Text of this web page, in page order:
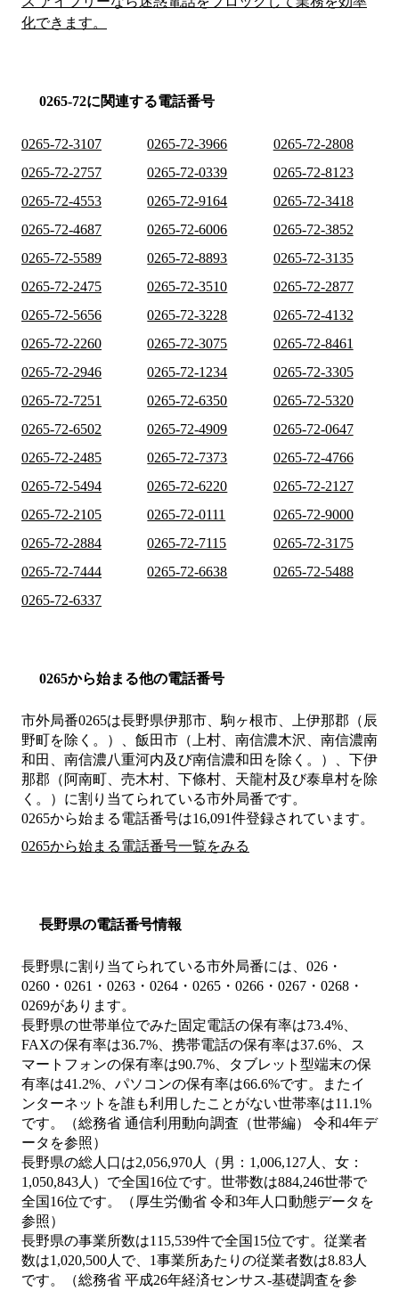
化できます。
0265-72に関連する電話番号
0265-72-3107 0265-72-3966
0265-72-2808
0265-72-2757
0265-72-0339
0265-72-8123
0265-72-4553
0265-72-9164
0265-72-3418
0265-72-4687
0265-72-6006
0265-72-3852
0265-72-5589
0265-72-8893
0265-72-3135
0265-72-2475
0265-72-3510
0265-72-2877
0265-72-5656
0265-72-3228
0265-72-4132
0265-72-2260
0265-72-3075
0265-72-8461
0265-72-2946
0265-72-1234
0265-72-3305
0265-72-7251
0265-72-6350
0265-72-5320
0265-72-6502
0265-72-4909
0265-72-0647
0265-72-2485
0265-72-7373
0265-72-4766
0265-72-5494
0265-72-6220
0265-72-2127
0265-72-2105
0265-72-0111
0265-72-9000
0265-72-2884
0265-72-7115
0265-72-3175
0265-72-7444
0265-72-6638
0265-72-5488
0265-72-6337
0265から始まる他の電話番号
市外局番0265は長野県伊那市、駒ヶ根市、上伊那郡（辰
野町を除く。）、飯田市（上村、南信濃木沢、南信濃南
和田、南信濃八重河内及び南信濃和田を除く。）、下伊
那郡（阿南町、売木村、下條村、天龍村及び泰阜村を除
く。） に割り当てられている市外局番です。
0265から始まる電話番号は16,091件登録されています。
0265から始まる電話番号一覧をみる
長野県の電話番号情報
長野県に割り当てられている市外局番には、026・
0260・0261・0263・0264・0265・0266・0267・0268・
0269があります。
長野県の世帯単位でみた固定電話の保有率は73.4%、
FAXの保有率は36.7%、携帯電話の保有率は37.6%、ス
マートフォンの保有率は90.7%、タブレット型端末の保
有率は41.2%、パソコンの保有率は66.6%です。またイ
ンターネットを誰も利用したことがない世帯率は11.1%
です。（総務省 通信利用動向調査（世帯編） 令和4年デ
ータを参照）
長野県の総人口は2,056,970人（男：1,006,127人、女：
1,050,843人）で全国16位です。世帯数は884,246世帯で
全国16位です。（厚生労働省 令和3年人口動態データを
参照）
長野県の事業所数は115,539件で全国15位です。従業者
数は1,020,500人で、1事業所あたりの従業者数は8.83人
です。（総務省 平成26年経済センサス‐基礎調査を参